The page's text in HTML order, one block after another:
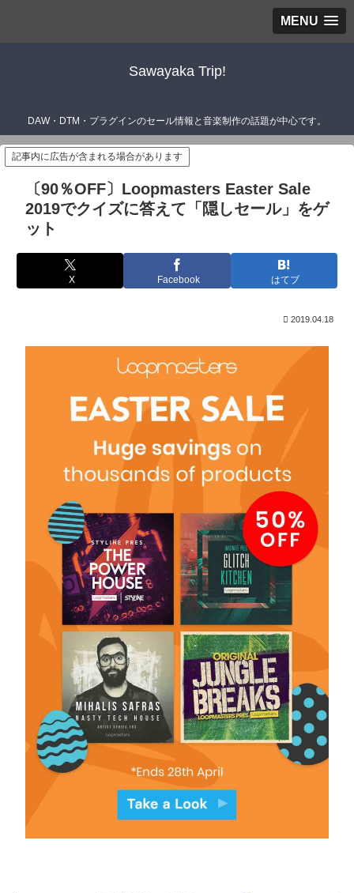
MENU
Sawayaka Trip!
DAW・DTM・プラグインのセール情報と音楽制作の話題が中心です。
記事内に広告が含まれる場合があります
〔90％OFF〕Loopmasters Easter Sale
2019でクイズに答えて「隠しセール」をゲ
ット
X Facebook はてブ
2019.04.18